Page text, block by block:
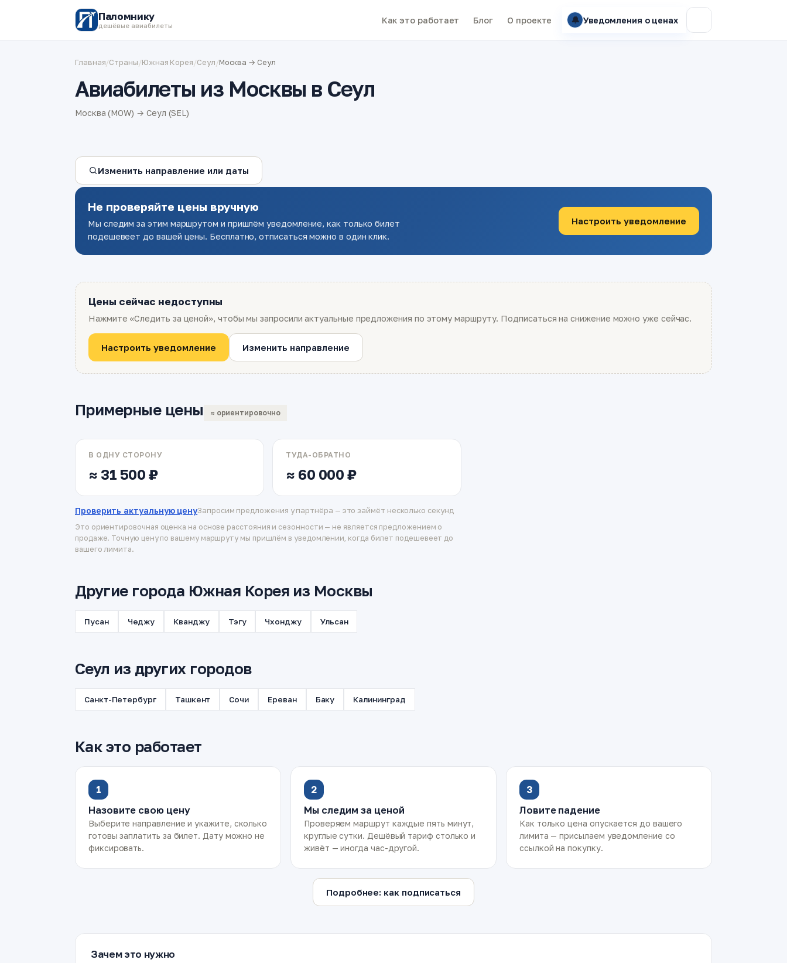
Паломнику
дешёвые авиабилеты
Как это работает Блог О проекте 🔔 Уведомления о ценах
Главная/Страны/Южная Корея/Сеул/Москва → Сеул
Авиабилеты из Москвы в Сеул
Москва (MOW) → Сеул (SEL)
Изменить направление или даты
Не проверяйте цены вручную
Мы следим за этим маршрутом и пришлём уведомление, как только билет
подешевеет до вашей цены. Бесплатно, отписаться можно в один клик.
Настроить уведомление
Цены сейчас недоступны
Нажмите «Следить за ценой», чтобы мы запросили актуальные предложения по этому маршруту. Подписаться на снижение можно уже сейчас.
Настроить уведомление Изменить направление
Примерные цены ≈ ориентировочно
В ОДНУ СТОРОНУ
≈ 31 500 ₽
ТУДА-ОБРАТНО
≈ 60 000 ₽
Проверить актуальную ценуЗапросим предложения у партнёра — это займёт несколько секунд
Это ориентировочная оценка на основе расстояния и сезонности — не является предложением о
продаже. Точную цену по вашему маршруту мы пришлём в уведомлении, когда билет подешевеет до
вашего лимита.
Другие города Южная Корея из Москвы
Пусан Чеджу Кванджу Тэгу Чхонджу Ульсан
Сеул из других городов
Санкт-Петербург Ташкент Сочи Ереван Баку Калининград
Как это работает
1
Назовите свою цену
Выберите направление и укажите, сколько
готовы заплатить за билет. Дату можно не
фиксировать.
2
Мы следим за ценой
Проверяем маршрут каждые пять минут,
круглые сутки. Дешёвый тариф столько и
живёт — иногда час-другой.
3
Ловите падение
Как только цена опускается до вашего
лимита — присылаем уведомление со
ссылкой на покупку.
Подробнее: как подписаться
Зачем это нужно